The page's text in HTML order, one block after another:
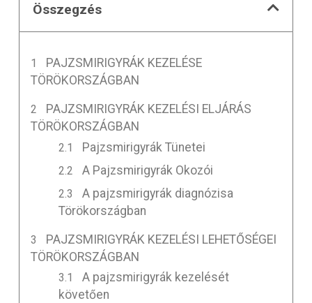
Összegzés
PAJZSMIRIGYRÁK KEZELÉSE
TÖRÖKORSZÁGBAN
PAJZSMIRIGYRÁK KEZELÉSI ELJÁRÁS
TÖRÖKORSZÁGBAN
Pajzsmirigyrák Tünetei
A Pajzsmirigyrák Okozói
A pajzsmirigyrák diagnózisa
Törökországban
PAJZSMIRIGYRÁK KEZELÉSI LEHETŐSÉGEI
TÖRÖKORSZÁGBAN
A pajzsmirigyrák kezelését
követően